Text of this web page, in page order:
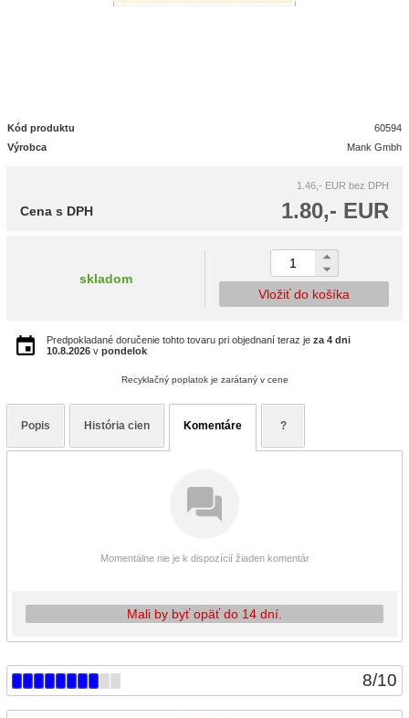
8/10
Kód produktu
60594
Výrobca
Mank Gmbh
1.46,- EUR bez DPH
1.80,- EUR
Cena s DPH
skladom
Vložiť do košíka
Predpokladané doručenie tohto tovaru pri objednaní teraz je za 4 dni
10.8.2026 v pondelok
Recyklačný poplatok je zarátaný v cene
Popis História cien Komentáre ?
Momentálne nie je k dispozícií žiaden komentár
Mali by byť opäť do 14 dní.